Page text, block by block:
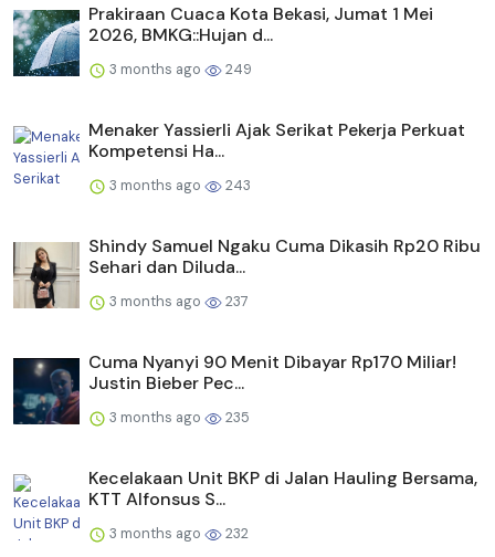
Prakiraan Cuaca Kota Bekasi, Jumat 1 Mei
2026, BMKG::Hujan d...
3 months ago 249
Menaker Yassierli Ajak Serikat Pekerja Perkuat
Kompetensi Ha...
3 months ago 243
Shindy Samuel Ngaku Cuma Dikasih Rp20 Ribu
Sehari dan Diluda...
3 months ago 237
Cuma Nyanyi 90 Menit Dibayar Rp170 Miliar!
Justin Bieber Pec...
3 months ago 235
Kecelakaan Unit BKP di Jalan Hauling Bersama,
KTT Alfonsus S...
3 months ago 232